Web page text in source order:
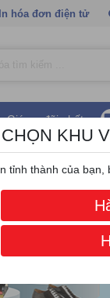
In hóa đơn điện tử
Giá ưu đãi nhất
CHỌN KHU
tỉnh thành của